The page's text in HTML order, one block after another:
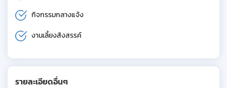
กิจกรรมกลางแจ้ง
งานเลี้ยงสังสรรค์
รายละเอียดอื่นๆ